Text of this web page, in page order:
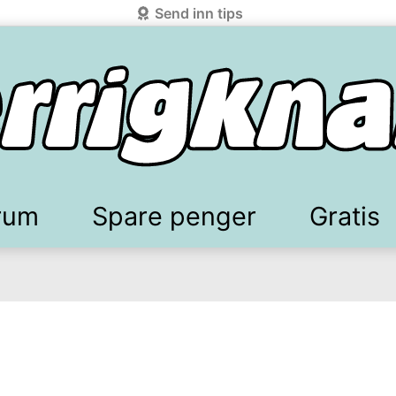
Send inn tips
Spare penger Gratis